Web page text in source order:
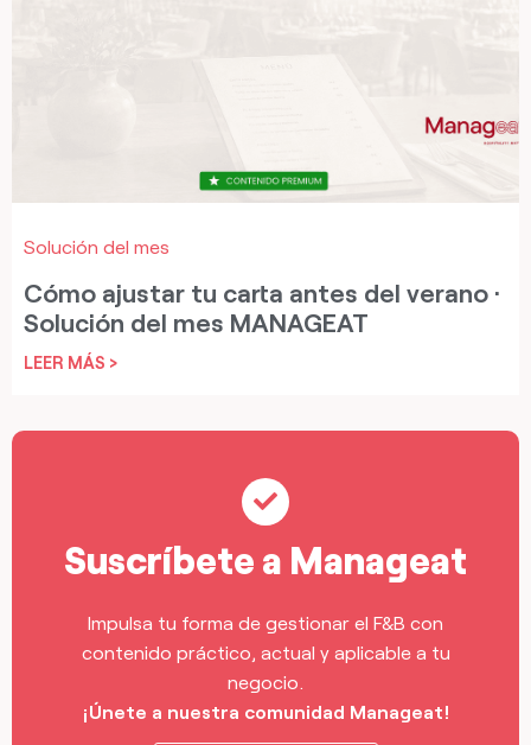
Solución del mes
Cómo ajustar tu carta antes del verano ·
Solución del mes MANAGEAT
LEER MÁS >
Suscríbete a Manageat
Impulsa tu forma de gestionar el F&B con
contenido práctico, actual y aplicable a tu
negocio.
¡Únete a nuestra comunidad Manageat!